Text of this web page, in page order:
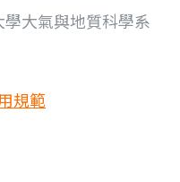
大氣與地質科學系
規範